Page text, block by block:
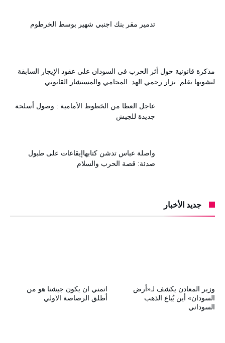
تدمير مقر بنك اجنبي شهير بوسط الخرطوم
مذكرة قانونية حول أثر الحرب في السودان على عقود الإيجار السابقة
لنشوبها بقلم: نزار رحمي الهد المحامي والمستشار القانوني
عاجل العطا من الخطوط الأمامية : وصول أسلحة
جديدة للجيش
واصلة عباس تدشن كتابهاإيقاعات على طبول
صدئة: قصة الحرب والسلام
جديد الأخبار
اتمني ان يكون جيشنا هو من
أطلق الرصاصة الاولي
وزير المعادن يكشف لـ«أرض
السودان» أين يُباع الذهب
السوداني